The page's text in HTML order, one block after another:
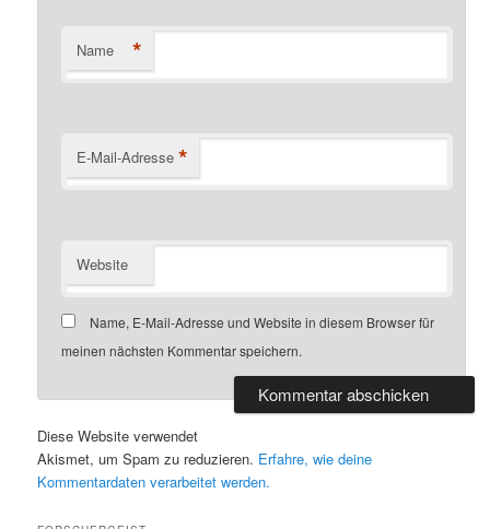
Name *
E-Mail-Adresse *
Website
Name, E-Mail-Adresse und Website in diesem Browser für
meinen nächsten Kommentar speichern.
Diese Website verwendet
Akismet, um Spam zu reduzieren. Erfahre, wie deine
Kommentardaten verarbeitet werden.